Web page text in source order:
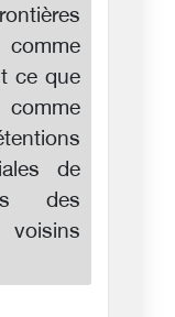
ce que
de
des